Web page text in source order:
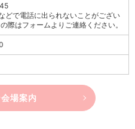
どで電話に出られないことがござい
際はフォームよりご連絡ください。
場案内